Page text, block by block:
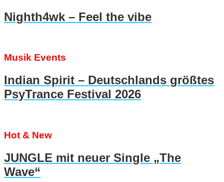
Nighth4wk – Feel the vibe
Musik Events
Indian Spirit – Deutschlands größtes
PsyTrance Festival 2026
Hot & New
JUNGLE mit neuer Single „The
Wave“